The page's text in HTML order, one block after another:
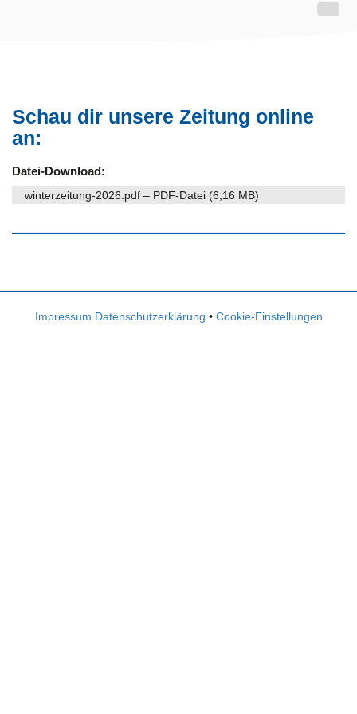
Schau dir unsere Zeitung online
an:
Datei-Download:
winterzeitung-2026.pdf – PDF-Datei (6,16 MB)
Impressum Datenschutzerklärung • Cookie-Einstellungen